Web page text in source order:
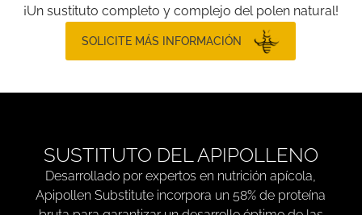
¡Un sustituto completo y complejo del polen natural!
SOLICITE MÁS INFORMACIÓN
SUSTITUTO DEL APIPOLLENO
Desarrollado por expertos en nutrición apícola,
Apipollen Substitute incorpora un 58% de proteína